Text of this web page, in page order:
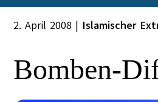
2. April 2008 | Islamischer
Bomben-